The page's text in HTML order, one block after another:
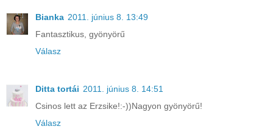
Bianka 2011. június 8. 13:49
Fantasztikus, gyönyörű
Válasz
Ditta tortái 2011. június 8. 14:51
Csinos lett az Erzsike!:-))Nagyon gyönyörű!
Válasz